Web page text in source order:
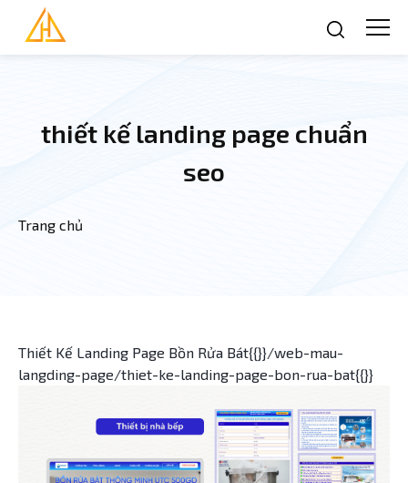
Nhảy đến nội dung
thiết kế landing page chuẩn
seo
Bạn đang ở đây
Trang chủ
Thiết Kế Landing Page Bồn Rửa Bát{{}}/web-mau-
langding-page/thiet-ke-landing-page-bon-rua-bat{{}}